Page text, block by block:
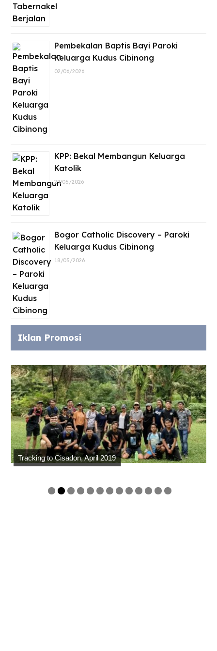
Pembekalan Baptis Bayi Paroki
Keluarga Kudus Cibinong
02/06/2026
KPP: Bekal Membangun Keluarga
Katolik
29/05/2026
Bogor Catholic Discovery – Paroki
Keluarga Kudus Cibinong
18/05/2026
Iklan Promosi
Tracking to Cisadon, April 2019